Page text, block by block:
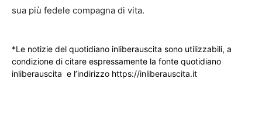
sua più fedele compagna di vita.
*Le notizie del quotidiano inliberauscita sono utilizzabili, a
condizione di citare espressamente la fonte quotidiano
inliberauscita e l’indirizzo https://inliberauscita.it